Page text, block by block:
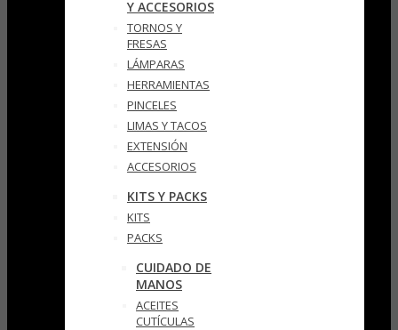
Y ACCESORIOS
TORNOS Y
FRESAS
LÁMPARAS
HERRAMIENTAS
PINCELES
LIMAS Y TACOS
EXTENSIÓN
ACCESORIOS
KITS Y PACKS
KITS
PACKS
CUIDADO DE
MANOS
ACEITES
CUTÍCULAS